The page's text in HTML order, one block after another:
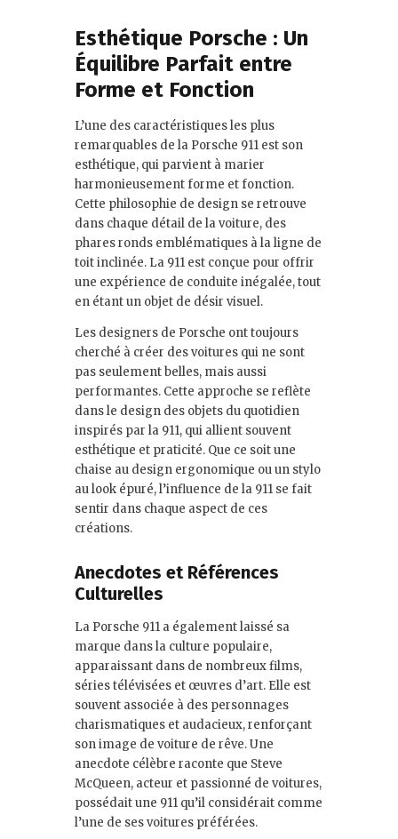
Esthétique Porsche : Un
Équilibre Parfait entre
Forme et Fonction
L’une des caractéristiques les plus
remarquables de la Porsche 911 est son
esthétique, qui parvient à marier
harmonieusement forme et fonction.
Cette philosophie de design se retrouve
dans chaque détail de la voiture, des
phares ronds emblématiques à la ligne de
toit inclinée. La 911 est conçue pour offrir
une expérience de conduite inégalée, tout
en étant un objet de désir visuel.
Les designers de Porsche ont toujours
cherché à créer des voitures qui ne sont
pas seulement belles, mais aussi
performantes. Cette approche se reflète
dans le design des objets du quotidien
inspirés par la 911, qui allient souvent
esthétique et praticité. Que ce soit une
chaise au design ergonomique ou un stylo
au look épuré, l’influence de la 911 se fait
sentir dans chaque aspect de ces
créations.
Anecdotes et Références
Culturelles
La Porsche 911 a également laissé sa
marque dans la culture populaire,
apparaissant dans de nombreux films,
séries télévisées et œuvres d’art. Elle est
souvent associée à des personnages
charismatiques et audacieux, renforçant
son image de voiture de rêve. Une
anecdote célèbre raconte que Steve
McQueen, acteur et passionné de voitures,
possédait une 911 qu’il considérait comme
l’une de ses voitures préférées.